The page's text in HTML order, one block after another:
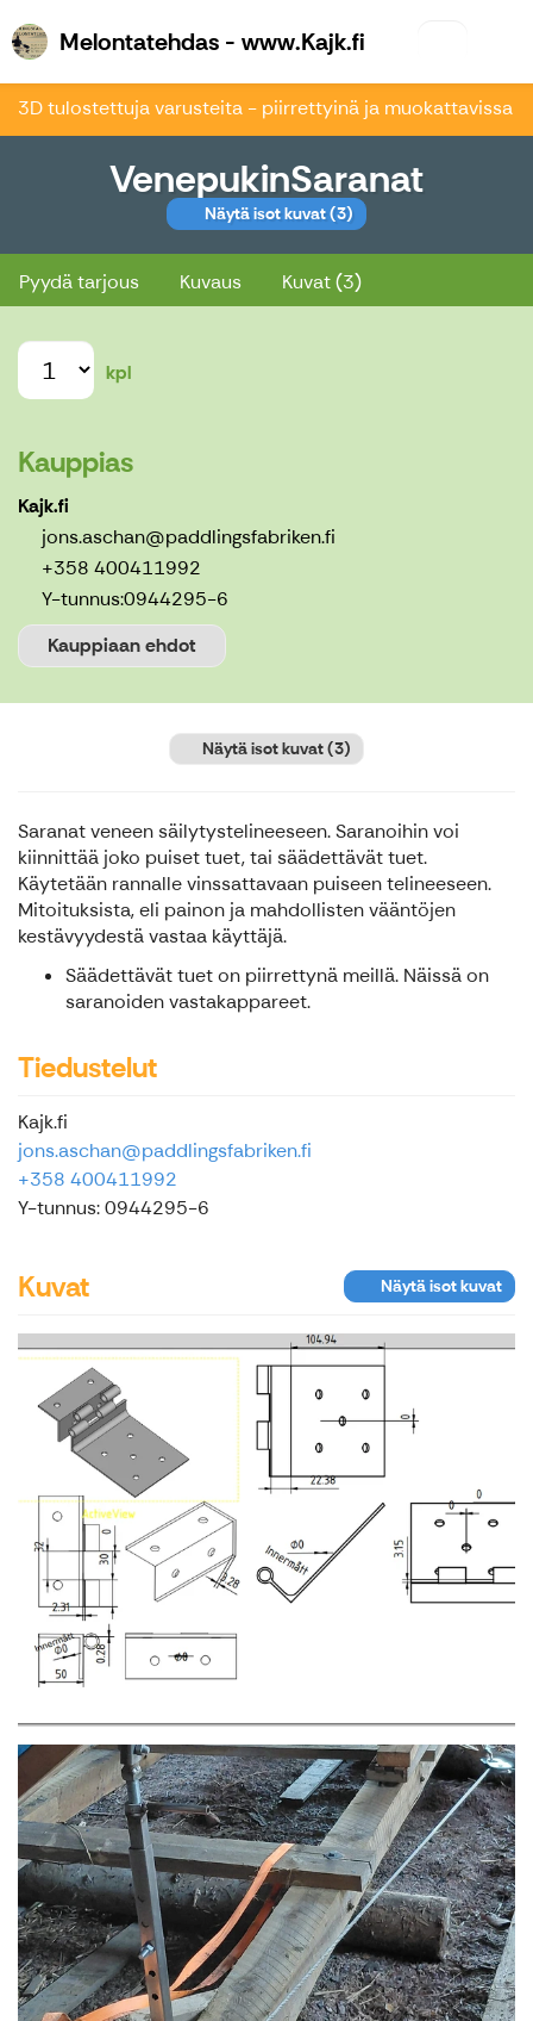
Melontatehdas - www.Kajk.fi
3D tulostettuja varusteita - piirrettyinä ja muokattavissa
VenepukinSaranat
Näytä isot kuvat(3)
VenepukinSaranat
Pyydä tarjous Kuvaus Kuvat (3)
kpl
Kauppias
Kajk.fi
jons.aschan@paddlingsfabriken.fi
+358 400411992
Y-tunnus:0944295-6
Kauppiaan ehdot
Näytä isot kuvat(3)
Saranat veneen säilytystelineeseen. Saranoihin voi
kiinnittää joko puiset tuet, tai säädettävät tuet.
Käytetään rannalle vinssattavaan puiseen telineeseen.
Mitoituksista, eli painon ja mahdollisten vääntöjen
kestävyydestä vastaa käyttäjä.
Säädettävät tuet on piirrettynä meillä. Näissä on
saranoiden vastakappareet.
Tiedustelut
Kajk.fi
jons.aschan@paddlingsfabriken.fi
+358 400411992
Y-tunnus: 0944295-6
Kuvat Näytä isot kuvat